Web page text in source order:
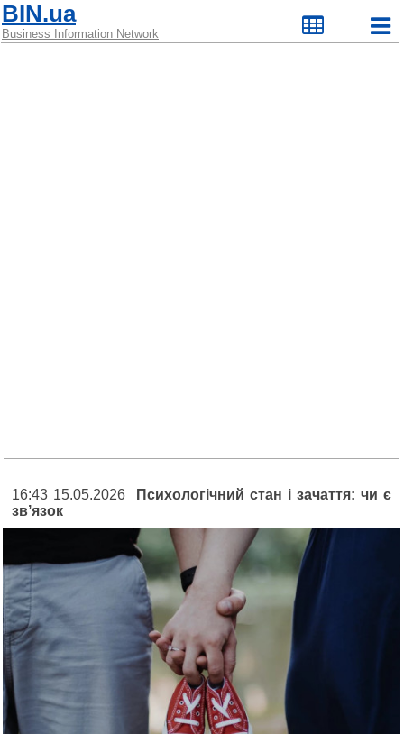
BIN.ua
Business Information Network
16:43 15.05.2026
Психологічний стан і зачаття: чи є
звʼязок